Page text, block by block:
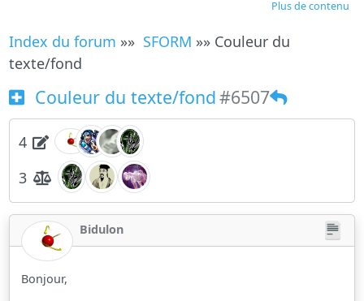
Plus de contenu
Index du forum »» SFORM »» Couleur du
texte/fond
Couleur du texte/fond#6507
4
3
Bidulon
Bonjour,